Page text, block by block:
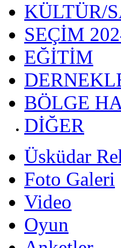
KÜLTÜR/
SEÇİM
EĞİTİM
BÖLGE
DİĞER
Üsküdar
Foto Galeri
Video
Oyun